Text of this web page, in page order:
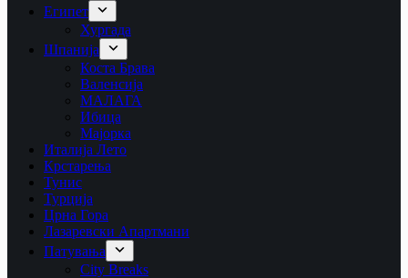
Египет
Хургада
Шпанија
Коста Брава
Валенсија
МАЛАГА
Ибица
Мајорка
Италија Лето
Крстарења
Тунис
Турција
Црна Гора
Лазаревски Апартмани
Патувања
City Breaks